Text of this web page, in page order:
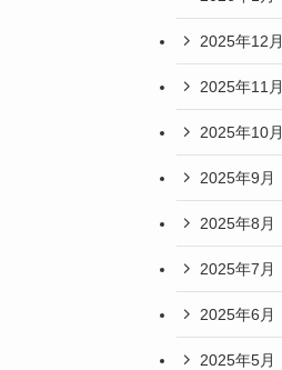
2025年12月
2025年11月
2025年10月
2025年9月
2025年8月
2025年7月
2025年6月
2025年5月